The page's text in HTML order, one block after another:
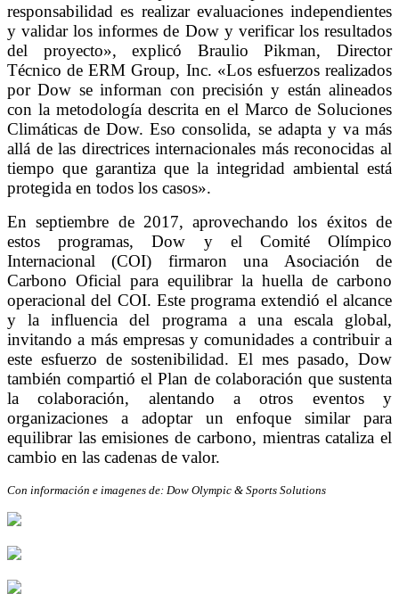
responsabilidad es realizar evaluaciones independientes
y validar los informes de Dow y verificar los resultados
del proyecto», explicó Braulio Pikman, Director
Técnico de ERM Group, Inc. «Los esfuerzos realizados
por Dow se informan con precisión y están alineados
con la metodología descrita en el Marco de Soluciones
Climáticas de Dow. Eso consolida, se adapta y va más
allá de las directrices internacionales más reconocidas al
tiempo que garantiza que la integridad ambiental está
protegida en todos los casos».
En septiembre de 2017, aprovechando los éxitos de
estos programas, Dow y el Comité Olímpico
Internacional (COI) firmaron una Asociación de
Carbono Oficial para equilibrar la huella de carbono
operacional del COI. Este programa extendió el alcance
y la influencia del programa a una escala global,
invitando a más empresas y comunidades a contribuir a
este esfuerzo de sostenibilidad. El mes pasado, Dow
también compartió el Plan de colaboración que sustenta
la colaboración, alentando a otros eventos y
organizaciones a adoptar un enfoque similar para
equilibrar las emisiones de carbono, mientras cataliza el
cambio en las cadenas de valor.
Con información e imagenes de: Dow Olympic & Sports Solutions